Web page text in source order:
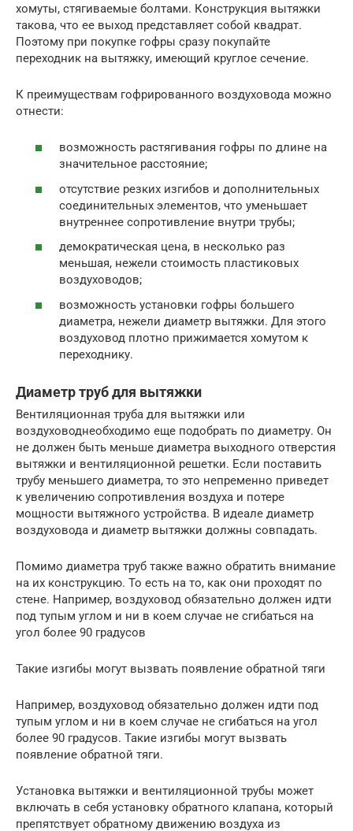
хомуты, стягиваемые болтами. Конструкция вытяжки
такова, что ее выход представляет собой квадрат.
Поэтому при покупке гофры сразу покупайте
переходник на вытяжку, имеющий круглое сечение.
К преимуществам гофрированного воздуховода можно
отнести:
возможность растягивания гофры по длине на
значительное расстояние;
отсутствие резких изгибов и дополнительных
соединительных элементов, что уменьшает
внутреннее сопротивление внутри трубы;
демократическая цена, в несколько раз
меньшая, нежели стоимость пластиковых
воздуховодов;
возможность установки гофры большего
диаметра, нежели диаметр вытяжки. Для этого
воздуховод плотно прижимается хомутом к
переходнику.
Диаметр труб для вытяжки
Вентиляционная труба для вытяжки или
воздуховоднеобходимо еще подобрать по диаметру. Он
не должен быть меньше диаметра выходного отверстия
вытяжки и вентиляционной решетки. Если поставить
трубу меньшего диаметра, то это непременно приведет
к увеличению сопротивления воздуха и потере
мощности вытяжного устройства. В идеале диаметр
воздуховода и диаметр вытяжки должны совпадать.
Помимо диаметра труб также важно обратить внимание
на их конструкцию. То есть на то, как они проходят по
стене. Например, воздуховод обязательно должен идти
под тупым углом и ни в коем случае не сгибаться на
угол более 90 градусов
Такие изгибы могут вызвать появление обратной тяги
Например, воздуховод обязательно должен идти под
тупым углом и ни в коем случае не сгибаться на угол
более 90 градусов. Такие изгибы могут вызвать
появление обратной тяги.
Установка вытяжки и вентиляционной трубы может
включать в себя установку обратного клапана, который
препятствует обратному движению воздуха из